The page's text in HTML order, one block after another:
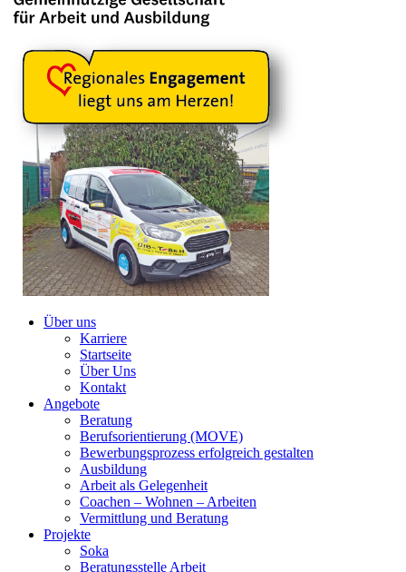
Über uns
Karriere
Startseite
Über Uns
Kontakt
Angebote
Beratung
Berufsorientierung (MOVE)
Bewerbungsprozess erfolgreich gestalten
Ausbildung
Arbeit als Gelegenheit
Coachen – Wohnen – Arbeiten
Vermittlung und Beratung
Projekte
Soka
Beratungsstelle Arbeit